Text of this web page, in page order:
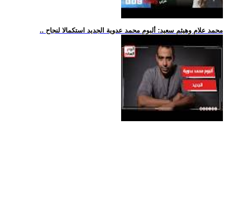
.. محمد علام وهيثم سعيد: ألبوم محمد عدوية الجديد استكمالا لنجاح